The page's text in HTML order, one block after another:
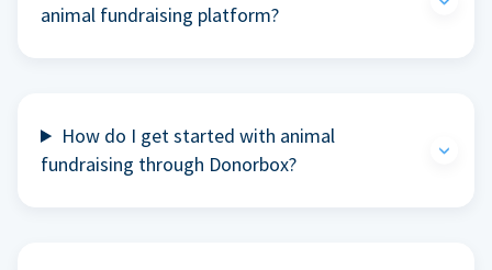
animal fundraising platform?
How do I get started with animal
fundraising through Donorbox?